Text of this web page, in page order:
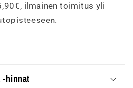
ilmainen toimitus yli
-hinnat